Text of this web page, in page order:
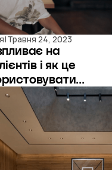
|Травня 24, 2023
на
і як це